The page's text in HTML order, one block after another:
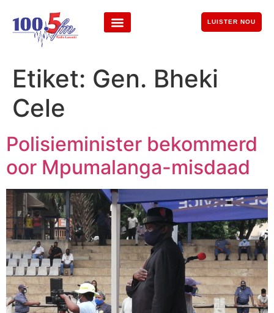
LUISTER NOU
Etiket: Gen. Bheki
Cele
Polisieminister bekommerd
oor Mpumalanga-misdaad